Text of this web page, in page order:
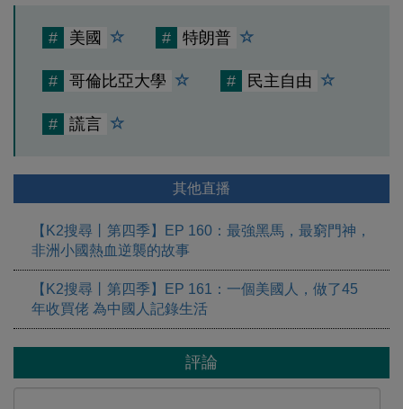
# 美國 # 特朗普
# 哥倫比亞大學 # 民主自由
# 謊言
其他直播
【K2搜尋丨第四季】EP 160：最強黑馬，最窮門神，
非洲小國熱血逆襲的故事
【K2搜尋丨第四季】EP 161：一個美國人，做了45
年收買佬 為中國人記錄生活
評論